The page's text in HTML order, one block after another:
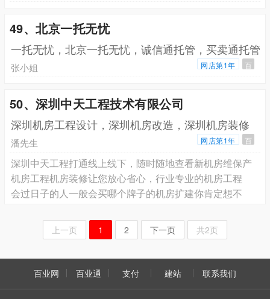
49、北京一托无忧
一托无忧，北京一托无忧，诚信通托管，买卖通托管
张小姐 网店第1年 百
50、深圳中天工程技术有限公司
深圳机房工程设计，深圳机房改造，深圳机房装修
潘先生 网店第1年 百
深圳中天工程打通线上线下，随时随地查看新机房维保产
机房工程机房装修让您放心省心，行业专业的机房工程
会过日子的人一般会买哪个牌子的机房扩建你肯定想不
上一页 1 2 下一页 共2页
百业网 百业通 支付 建站 联系我们